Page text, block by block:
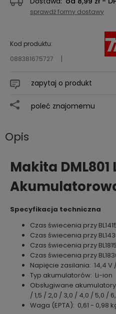
Cena nie zawiera
sprawdź formy dostawy
Kod produktu:
088381675727
zapytaj o produkt
poleć znajomemu
Opis
Makita
Akumulatorowa
Specyfikacja techniczna
Czas świecenia przy
Czas świecenia przy
Czas świecenia przy
Czas świecenia przy
Napięcie zasilania: 14,4 V
Typ akumulatorów: Li-ion
Obsługiwane akumulatory:
/ 1,5 / 2,0 / 3,0 / 4,0 / 5,0 /
Waga (EPTA): 0,61 - 0,98